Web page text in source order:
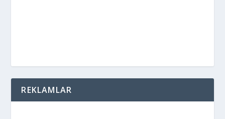
REKLAMLAR